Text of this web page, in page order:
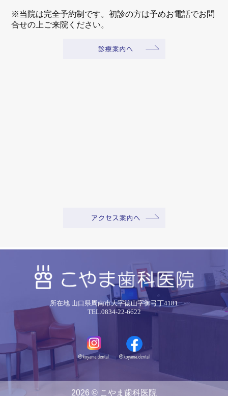
※当院は完全予約制です。初診の方は予めお電話でお問
合せの上ご来院ください。
所在地 山口県周南市大字徳山字御弓丁4181
TEL.0834-22-6622
2026 © こやま歯科医院